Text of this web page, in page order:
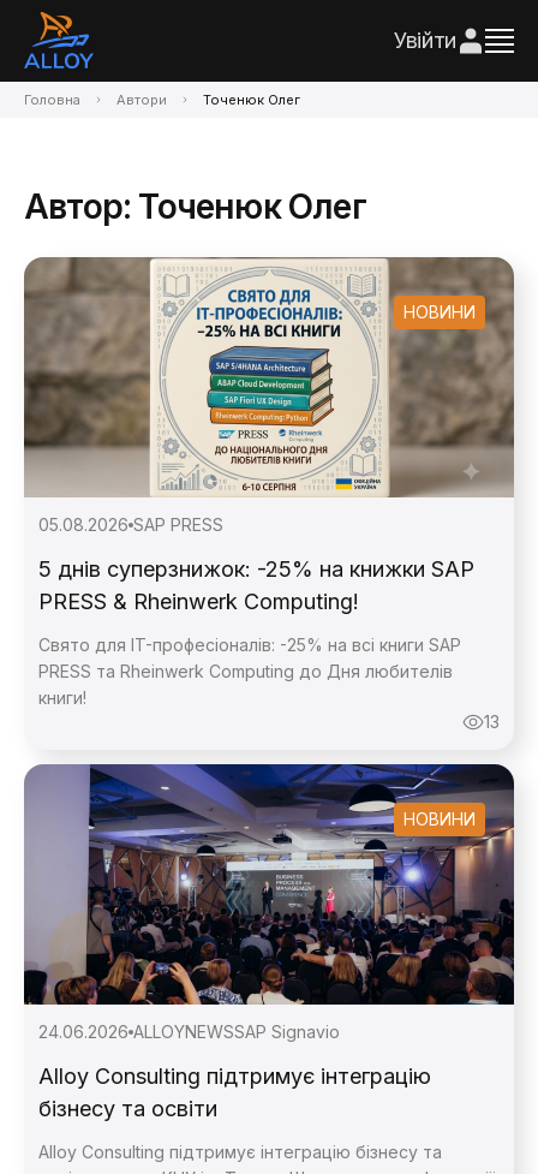
Увійти
Головна Автори Точенюк Олег
Автор: Точенюк Олег
НОВИНИ
05.08.2026 SAP PRESS
5 днів суперзнижок: -25% на книжки SAP
PRESS & Rheinwerk Computing!
Свято для IT-професіоналів: -25% на всі книги SAP
PRESS та Rheinwerk Computing до Дня любителів
книги!
13
НОВИНИ
24.06.2026 ALLOYNEWSSAP Signavio
Alloy Consulting підтримує інтеграцію
бізнесу та освіти
Alloy Consulting підтримує інтеграцію бізнесу та